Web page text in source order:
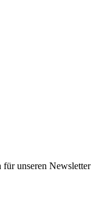
unseren Newsletter